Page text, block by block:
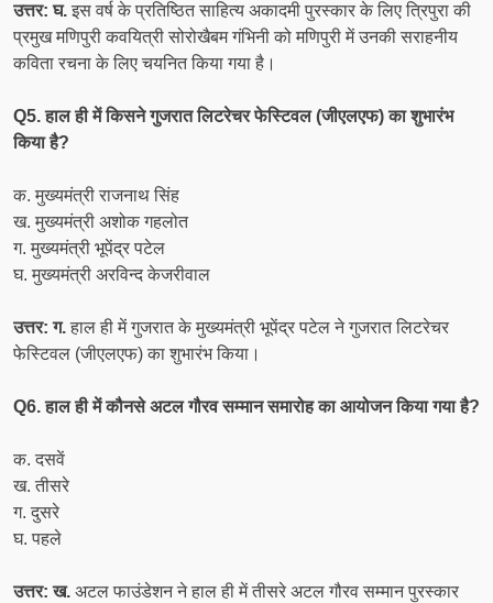
उत्तर: घ.इस वर्ष के प्रतिष्ठित साहित्य अकादमी पुरस्कार के लिए त्रिपुरा की
प्रमुख मणिपुरी कवयित्री सोरोखैबम गंभिनी को मणिपुरी में उनकी सराहनीय
कविता रचना के लिए चयनित किया गया है।
Q5. हाल ही में किसने गुजरात लिटरेचर फेस्टिवल (जीएलएफ) का शुभारंभ
किया है?
क. मुख्यमंत्री राजनाथ सिंह
ख. मुख्यमंत्री अशोक गहलोत
ग. मुख्यमंत्री भूपेंद्र पटेल
घ. मुख्यमंत्री अरविन्द केजरीवाल
उत्तर: ग.हाल ही में गुजरात के मुख्यमंत्री भूपेंद्र पटेल ने गुजरात लिटरेचर
फेस्टिवल (जीएलएफ) का शुभारंभ किया।
Q6. हाल ही में कौनसे अटल गौरव सम्मान समारोह का आयोजन किया गया है?
क. दसवें
ख. तीसरे
ग. दुसरे
घ. पहले
उत्तर: ख. अटल फाउंडेशन ने हाल ही में तीसरे अटल गौरव सम्मान पुरस्कार